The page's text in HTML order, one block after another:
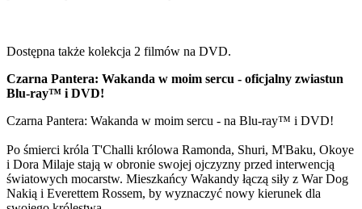
Dostępna także kolekcja 2 filmów na DVD.
Czarna Pantera: Wakanda w moim sercu - oficjalny zwiastun
Blu-ray™ i DVD!
Czarna Pantera: Wakanda w moim sercu - na Blu-ray™ i DVD!
Po śmierci króla T'Challi królowa Ramonda, Shuri, M'Baku, Okoye
i Dora Milaje stają w obronie swojej ojczyzny przed interwencją
światowych mocarstw. Mieszkańcy Wakandy łączą siły z War Dog
Nakią i Everettem Rossem, by wyznaczyć nowy kierunek dla